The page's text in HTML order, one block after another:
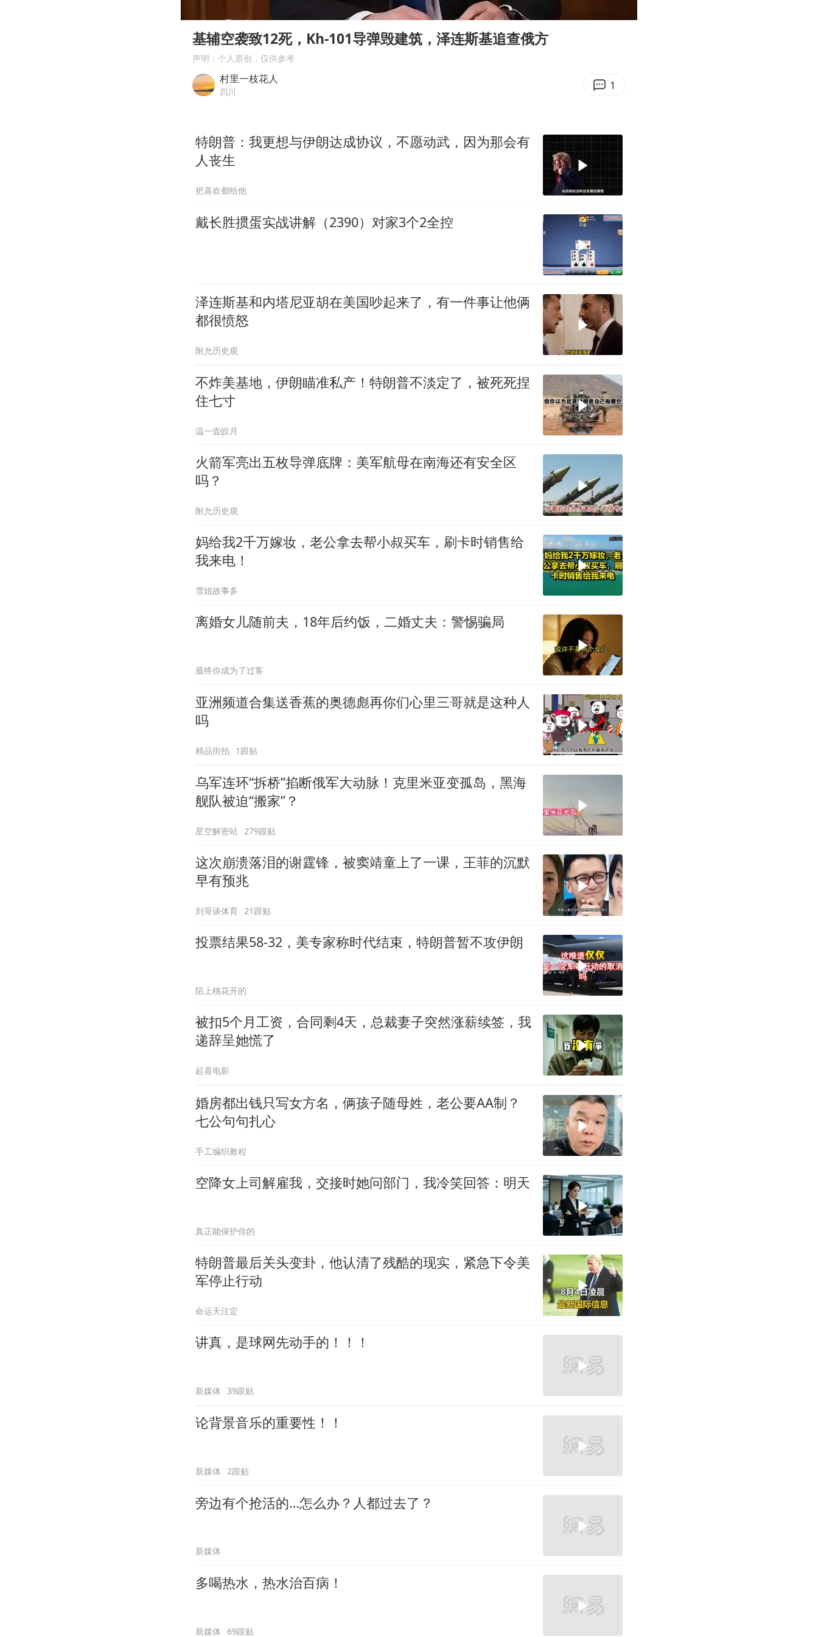
“空调24小时开着更省电”不实
70多岁父亲独自坐车到上海看望女儿
如何把百年大党建设得更加坚强有力？
基辅空袭致12死，Kh-101导弹毁建筑，泽连斯基追查俄方
声明：个人原创，仅供参考
村里一枝花人
四川 1
特朗普：我更想与伊朗达成协议，不愿动武，因为那会有
人丧生
把喜欢都给他
戴长胜掼蛋实战讲解（2390）对家3个2全控
泽连斯基和内塔尼亚胡在美国吵起来了，有一件事让他俩
都很愤怒
附允历史观
不炸美基地，伊朗瞄准私产！特朗普不淡定了，被死死捏
住七寸
温一壶皎月
火箭军亮出五枚导弹底牌：美军航母在南海还有安全区
吗？
附允历史观
妈给我2千万嫁妆，老公拿去帮小叔买车，刷卡时销售给
我来电！
雪姐故事多
离婚女儿随前夫，18年后约饭，二婚丈夫：警惕骗局
最终你成为了过客
亚洲频道合集送香蕉的奥德彪再你们心里三哥就是这种人
吗
精品街拍 1跟贴
乌军连环“拆桥”掐断俄军大动脉！克里米亚变孤岛，黑海
舰队被迫“搬家”？
星空解密站 279跟贴
这次崩溃落泪的谢霆锋，被窦靖童上了一课，王菲的沉默
早有预兆
刘哥谈体育 21跟贴
投票结果58-32，美专家称时代结束，特朗普暂不攻伊朗
陌上桃花开的
被扣5个月工资，合同剩4天，总裁妻子突然涨薪续签，我
递辞呈她慌了
起喜电影
婚房都出钱只写女方名，俩孩子随母姓，老公要AA制？
七公句句扎心
手工编织教程
空降女上司解雇我，交接时她问部门，我冷笑回答：明天
真正能保护你的
特朗普最后关头变卦，他认清了残酷的现实，紧急下令美
军停止行动
命运天注定
讲真，是球网先动手的！！！
新媒体 39跟贴
论背景音乐的重要性！！
新媒体 2跟贴
旁边有个抢活的…怎么办？人都过去了？
新媒体
多喝热水，热水治百病！
新媒体 69跟贴